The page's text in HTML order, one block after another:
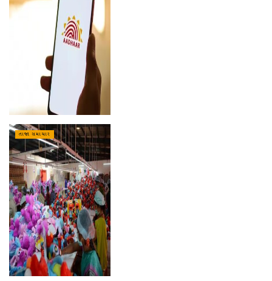
તાજા સમાચાર